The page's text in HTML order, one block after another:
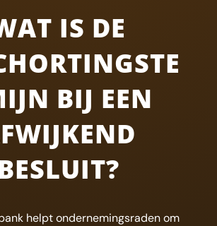
IS DE
BIJ EEN
helpt ondernemingsraden om